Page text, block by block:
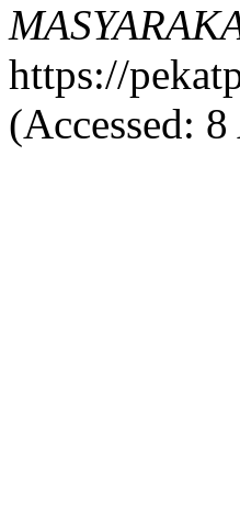
https://
(Accessed: